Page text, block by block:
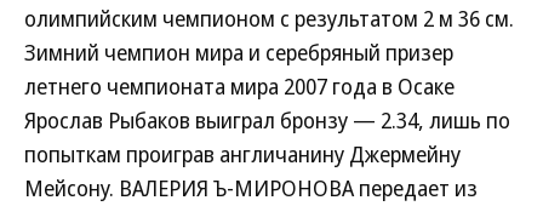
олимпийским чемпионом с результатом 2 м 36 см.
Зимний чемпион мира и серебряный призер
летнего чемпионата мира 2007 года в Осаке
Ярослав Рыбаков выиграл бронзу — 2.34, лишь по
попыткам проиграв англичанину Джермейну
Мейсону. ВАЛЕРИЯ Ъ-МИРОНОВА передает из